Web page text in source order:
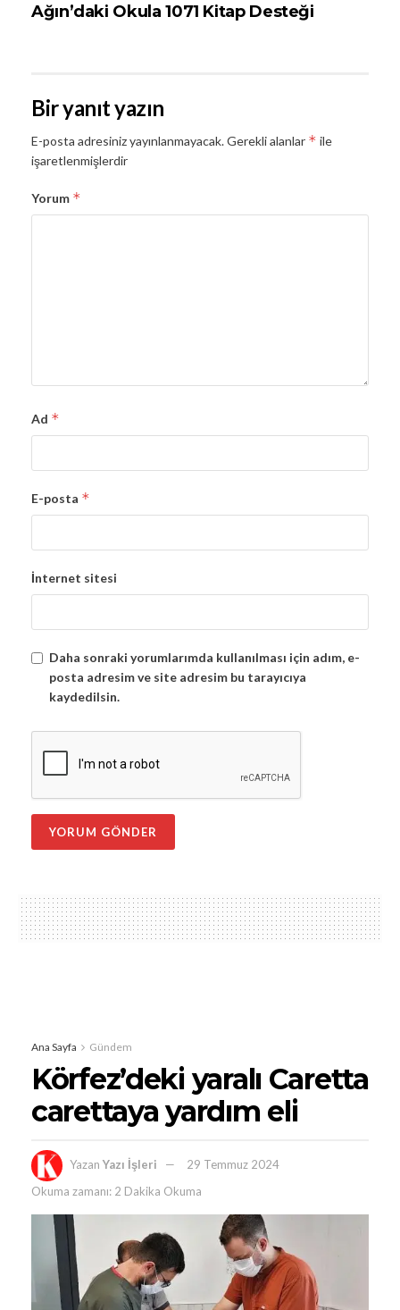
Ağın’daki Okula 1071 Kitap Desteği
Bir yanıt yazın
E-posta adresiniz yayınlanmayacak.Gerekli alanlar * ile
işaretlenmişlerdir
Yorum *
Ad *
E-posta *
İnternet sitesi
Daha sonraki yorumlarımda kullanılması için adım, e-
posta adresim ve site adresim bu tarayıcıya
kaydedilsin.
Ana Sayfa Gündem
Körfez’deki yaralı Caretta
carettaya yardım eli
Yazan Yazı İşleri
29 Temmuz 2024
Okuma zamanı: 2 Dakika Okuma